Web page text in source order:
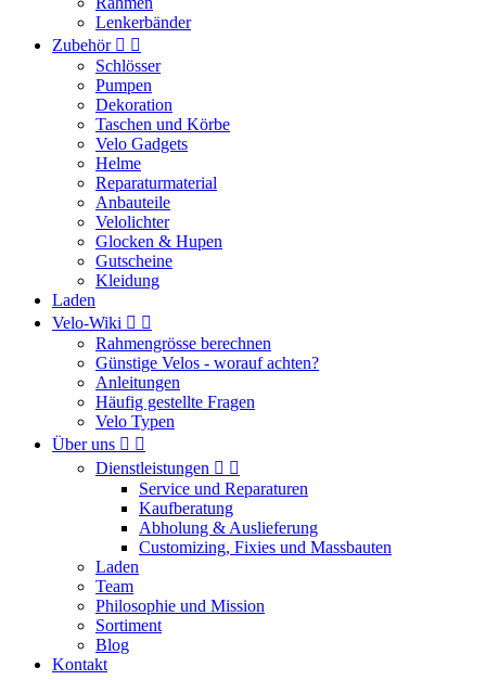
Lenkerbänder
Zubehör  
Schlösser
Pumpen
Dekoration
Taschen und Körbe
Velo Gadgets
Helme
Reparaturmaterial
Anbauteile
Velolichter
Glocken & Hupen
Gutscheine
Kleidung
Laden
Velo-Wiki  
Rahmengrösse berechnen
Günstige Velos - worauf achten?
Anleitungen
Häufig gestellte Fragen
Velo Typen
Über uns  
Dienstleistungen  
Service und Reparaturen
Kaufberatung
Abholung & Auslieferung
Customizing, Fixies und Massbauten
Laden
Team
Philosophie und Mission
Sortiment
Blog
Kontakt